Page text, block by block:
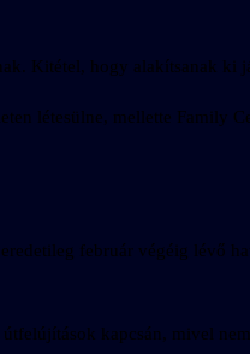
Kitétel, hogy alakítsanak ki
létesülne, mellette Family
eredetileg február végéig lévő
kapcsán, mivel